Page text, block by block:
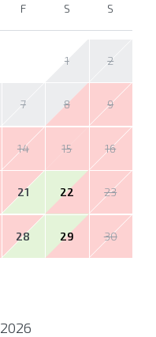
F S S
1 2
7 8 9
14 15 16
21 22 23
28 29 30
2026